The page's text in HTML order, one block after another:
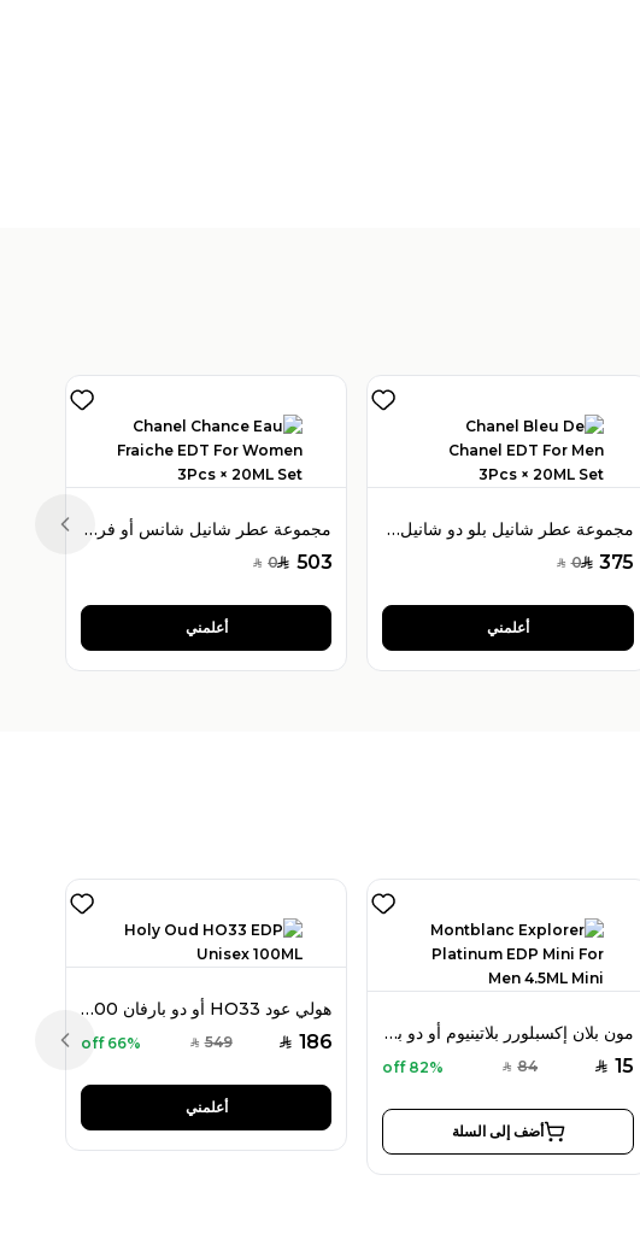
مجموعة عطر شانيل شانس أو فريش أو دو تواليت 3 قطع × 20 مل للنساء
SAR 503
SAR 0
أعلمني
مجموعة عطر شانيل بلو دو شانيل أو دو تواليت 3 قطع × 20 مل للرجال
SAR 375
SAR 0
أعلمني
Previous slide
هولي عود HO33 أو دو بارفان 100 مل للجنسين
SAR 186
SAR 549
66% off
أعلمني
مون بلان إكسبلورر بلاتينيوم أو دو بارفان ميني 4.5 مل للرجال
SAR 15
SAR 84
82% off
أضف إلى السلة
Previous slide